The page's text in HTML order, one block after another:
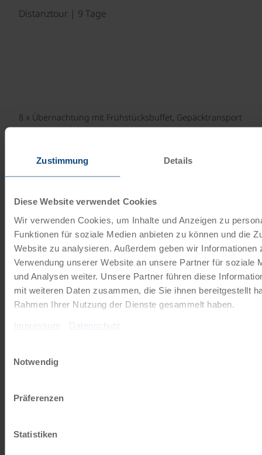
Zustimmung Details
Diese Website verwendet Cookies
Wir verwenden Cookies, um Inhalte und Anzeigen zu
Funktionen für soziale Medien anbieten zu können und die
Website zu analysieren. Außerdem geben wir Informationen
Verwendung unserer Website an unsere Partner für soziale
und Analysen weiter. Unsere Partner führen diese
mit weiteren Daten zusammen, die Sie ihnen bereitgestellt
Rahmen Ihrer Nutzung der Dienste gesammelt haben.
Impressum Datenschutz
Notwendig
Präferenzen
Statistiken
Distanztour | 9 Tage
8 x Übernachtung mit Frühstücksbuffet, Gepäcktransport
ab € 859,-
Mehr lesen
Die deutsche Mosel in voller Länge